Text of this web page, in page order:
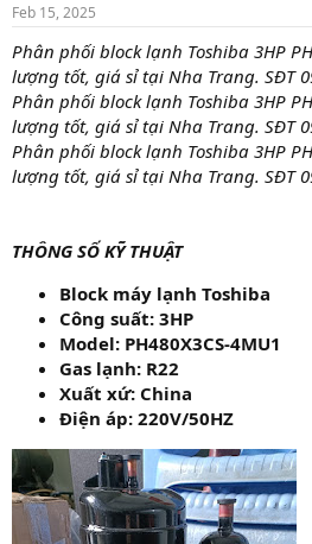
t
a
t
e
r
t
e
Feb 15, 2025
Phân phối block lạnh Toshiba 3HP
lượng tốt, giá sỉ tại Nha Trang. SĐT
Phân phối block lạnh Toshiba 3HP
lượng tốt, giá sỉ tại Nha Trang. SĐT
Phân phối block lạnh Toshiba 3HP
lượng tốt, giá sỉ tại Nha Trang. SĐT
THÔNG SỐ KỸ THUẬT
Block máy lạnh Toshiba
Công suất: 3HP
Model: PH480X3CS-4MU1
Gas lạnh: R22
Xuất xứ: China
Điện áp: 220V/50HZ